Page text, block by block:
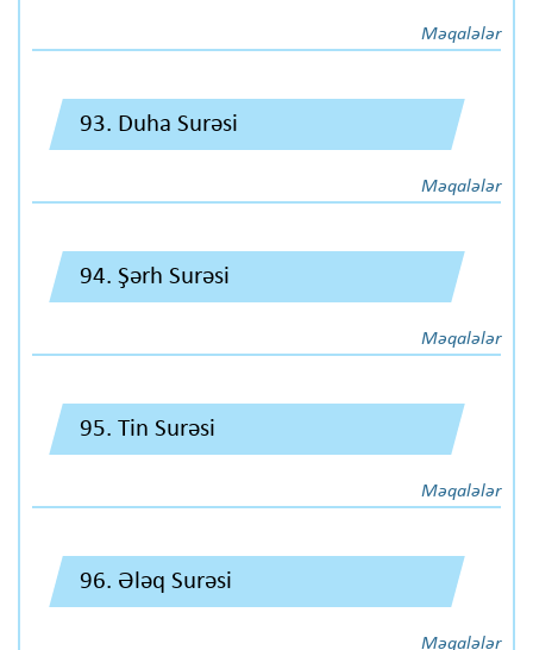
Məqalələr
93. Duha Surəsi
Məqalələr
94. Şərh Surəsi
Məqalələr
95. Tin Surəsi
Məqalələr
96. Ələq Surəsi
Məqalələr